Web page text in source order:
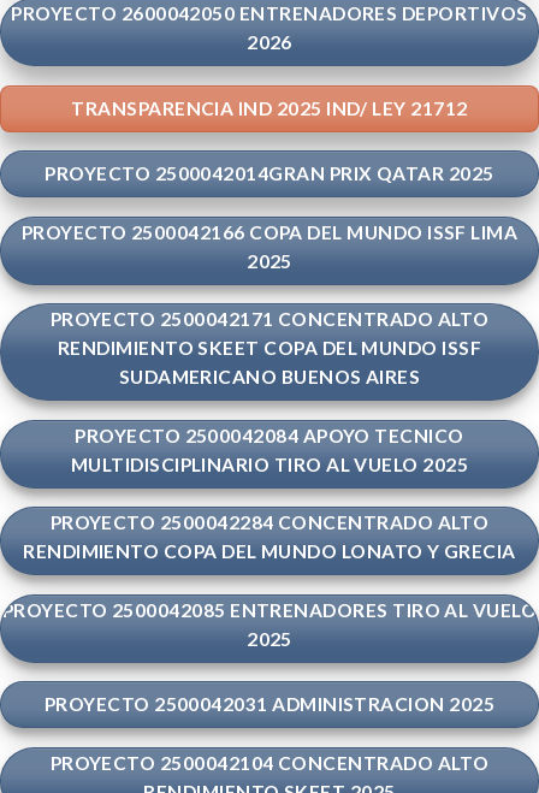
PROYECTO 2600042050 ENTRENADORES DEPORTIVOS
2026
TRANSPARENCIA IND 2025 IND/ LEY 21712
PROYECTO 2500042014GRAN PRIX QATAR 2025
PROYECTO 2500042166 COPA DEL MUNDO ISSF LIMA
2025
PROYECTO 2500042171 CONCENTRADO ALTO
RENDIMIENTO SKEET COPA DEL MUNDO ISSF
SUDAMERICANO BUENOS AIRES
PROYECTO 2500042084 APOYO TECNICO
MULTIDISCIPLINARIO TIRO AL VUELO 2025
PROYECTO 2500042284 CONCENTRADO ALTO
RENDIMIENTO COPA DEL MUNDO LONATO Y GRECIA
PROYECTO 2500042085 ENTRENADORES TIRO AL VUELO
2025
PROYECTO 2500042031 ADMINISTRACION 2025
PROYECTO 2500042104 CONCENTRADO ALTO